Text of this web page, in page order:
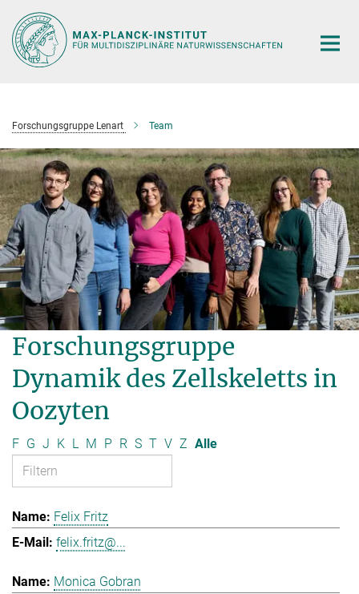
Hauptinhalt
Forschungsgruppe Lenart Team
Forschungsgruppe
Dynamik des Zellskeletts in
Oozyten
F G J K L M P R S T V Z Alle
Felix Fritz
felix.fritz@...
Monica Gobran